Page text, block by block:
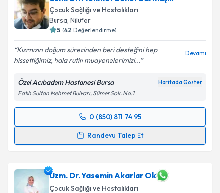
E-posta Adresiniz
Kişisel verilerimin işlenmesine ilişkin
kapsamda işlenmesini kabul ediyorum.
Takvim Talebini Gönder
Çocuk Sağlığı ve Hastalıkları
Bursa, Nilüfer
5 (42 Değerlendirme)
Kızımızın doğum sürecinden beri desteğini hep
hissettiğimiz, hala rutin muayenelerimizi...
Devamı
Özel Acıbadem Hastanesi Bursa Haritada Göster
Fatih Sultan Mehmet Bulvarı, Sümer Sok. No:1
0 (850) 811 74 95
Randevu Talep Et
Randevu Takvimi Talebi
almanız için bir takvim hazırlandığında e-posta ile
bilgilendireceğiz.
Uzm. Dr. Yasemin Akarlar Ok
Çocuk Sağlığı ve Hastalıkları